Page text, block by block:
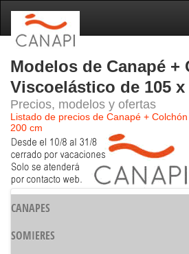
Modelos de Canapé +
Viscoelástico de 105 x
Precios, modelos y ofertas
Listado de precios de Canapé +
200 cm
CANAPES
SOMIERES